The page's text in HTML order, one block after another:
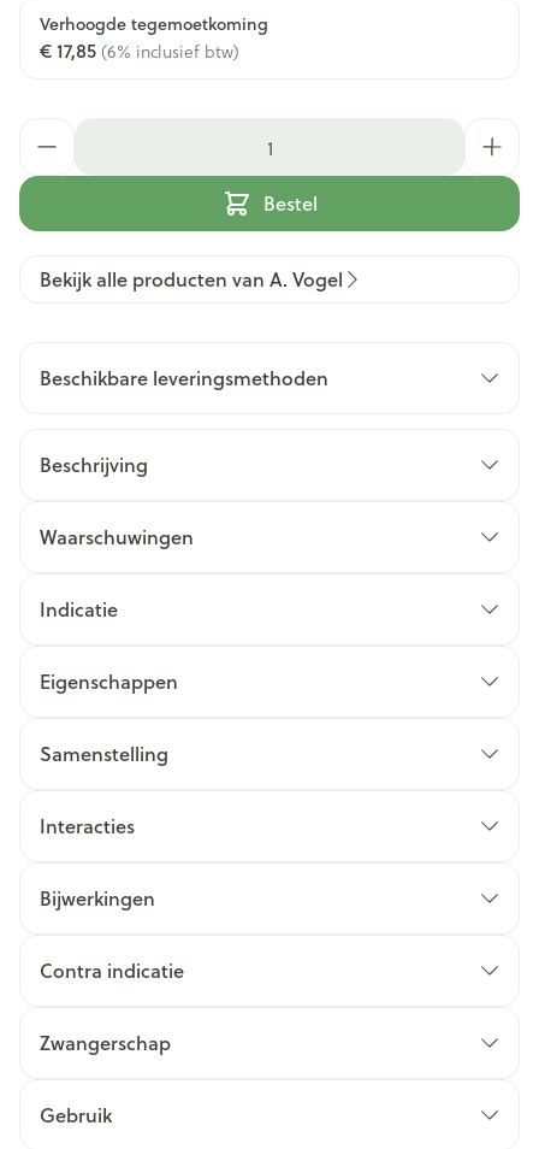
Verhoogde tegemoetkoming
€ 17,85(6% inclusief btw)
Bestel
Bekijk alle producten van A. Vogel
Beschikbare leveringsmethoden
Beschrijving
Waarschuwingen
Indicatie
Eigenschappen
Samenstelling
Interacties
Bijwerkingen
Contra indicatie
Zwangerschap
Gebruik